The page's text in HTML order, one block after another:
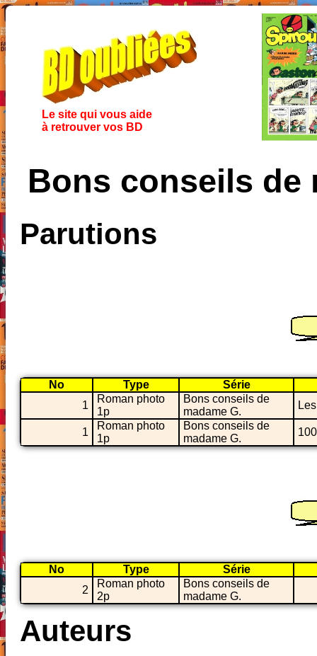
Le site qui vous aide
à retrouver vos BD
Bons conseils de
Parutions
No Type
Série
1
Roman photo
1p
Bons conseils de
madame G.
1
Roman photo
1p
Bons conseils de
madame G.
No Type
Série
2
Roman photo
2p
Bons conseils de
madame G.
Auteurs